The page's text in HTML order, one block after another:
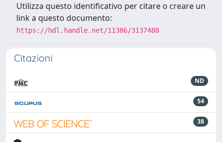
Utilizza questo identificativo per citare o creare un
link a questo documento:
https://hdl.handle.net/11386/3137488
Citazioni
ND
54
38